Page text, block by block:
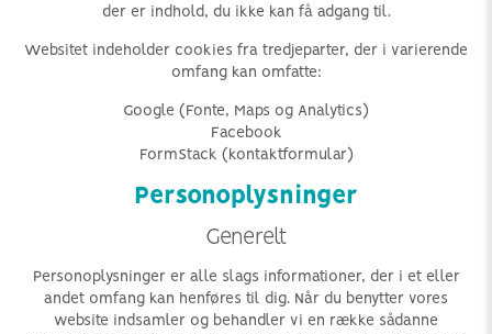
der er indhold, du ikke kan få adgang til.
Websitet indeholder cookies fra tredjeparter, der i varierende
omfang kan omfatte:
Google (Fonte, Maps og Analytics)
Facebook
FormStack (kontaktformular)
Personoplysninger
Generelt
Personoplysninger er alle slags informationer, der i et eller
andet omfang kan henføres til dig. Når du benytter vores
website indsamler og behandler vi en række sådanne